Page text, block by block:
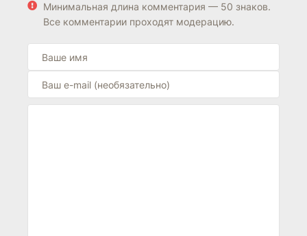
Минимальная длина комментария — 50 знаков.
Все комментарии проходят модерацию.